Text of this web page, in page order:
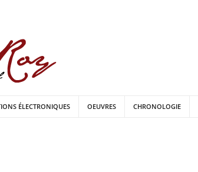
ÉLECTRONIQUES OEUVRES CHRONOLOGIE